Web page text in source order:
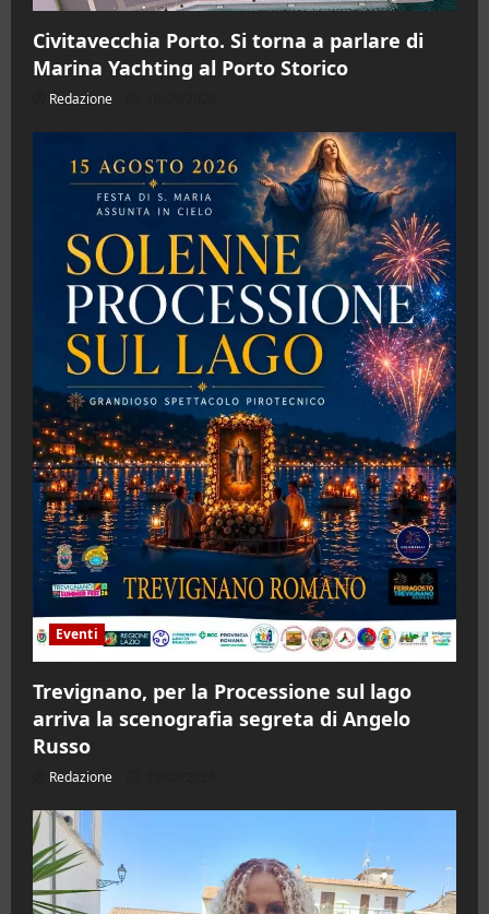
Civitavecchia Porto. Si torna a parlare di
Marina Yachting al Porto Storico
Redazione
Eventi
Trevignano, per la Processione sul lago
arriva la scenografia segreta di Angelo
Russo
Redazione